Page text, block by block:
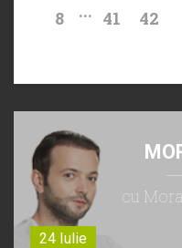
8
... 41 42
cu
24 Iulie